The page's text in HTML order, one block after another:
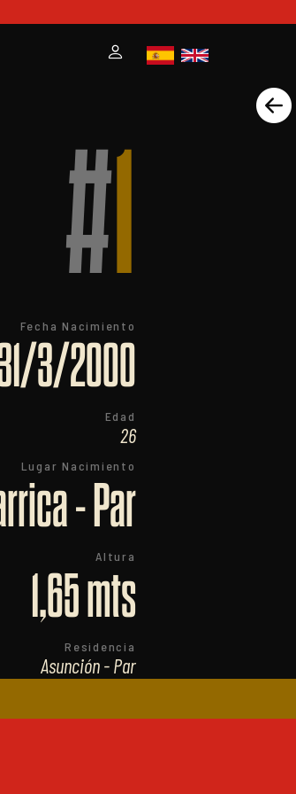
#1
Fecha Nacimiento
3/2000
Edad
26
Lugar Nacimiento
- Par
Altura
1,65 mts
Residencia
Asunción - Par